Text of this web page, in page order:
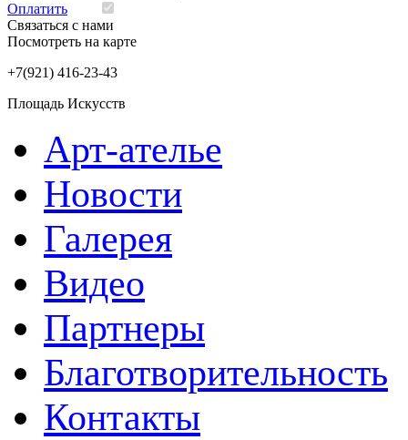
Оплатить
Связаться с нами
Посмотреть на карте
+7(921) 416-23-43
Площадь Искусств
Арт-ателье
Новости
Галерея
Видео
Партнеры
Благотворительность
Контакты